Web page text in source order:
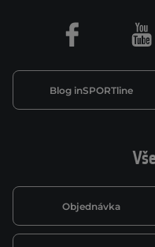
Objednávka
Blog inSPORTline
Facebook